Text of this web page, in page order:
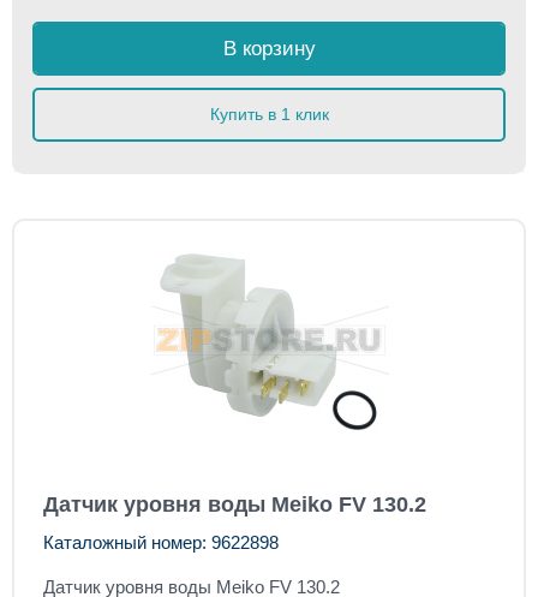
В корзину
Купить в 1 клик
Датчик уровня воды Meiko FV 130.2
Каталожный номер: 9622898
Датчик уровня воды Meiko FV 130.2